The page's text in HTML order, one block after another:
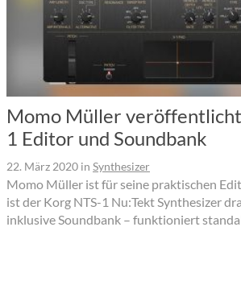
Momo Müller veröffentlicht
1 Editor und Soundbank
22. März 2020 in Synthesizer
Momo Müller ist für seine praktischen
ist der Korg NTS-1 Nu:Tekt Synthesizer
inklusive Soundbank – funktioniert